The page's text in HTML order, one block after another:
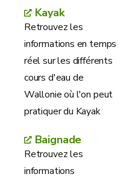
Kayak
Retrouvez les
informations en temps
réel sur les différents
cours d'eau de
Wallonie où l'on peut
pratiquer du Kayak
Baignade
Retrouvez les
informations